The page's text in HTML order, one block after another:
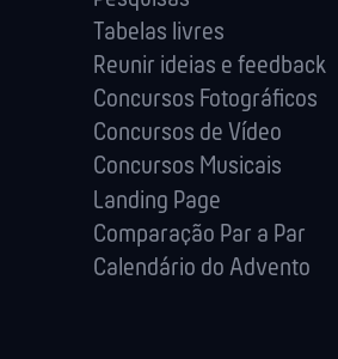
Tabelas livres
Reunir ideias e feedback
Concursos Fotográficos
Concursos de Vídeo
Concursos Musicais
Landing Page
Comparação Par a Par
Calendário do Advento